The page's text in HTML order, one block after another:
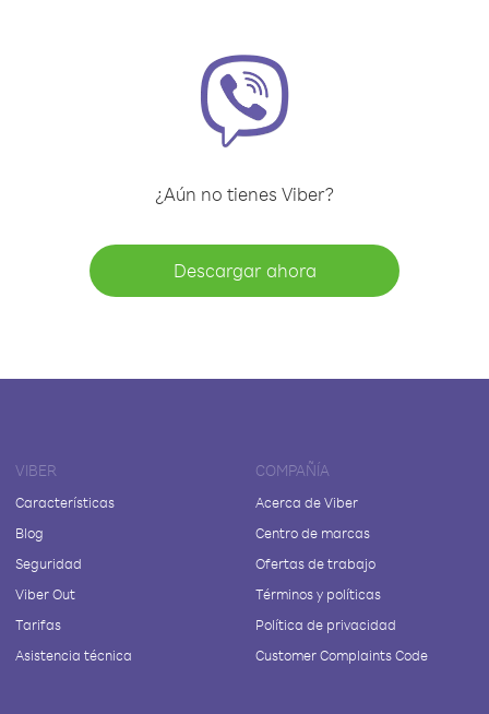
¿Aún no tienes Viber?
Descargar ahora
VIBER
Características
Blog
Seguridad
Viber Out
Tarifas
Asistencia técnica
COMPAÑÍA
Acerca de Viber
Centro de marcas
Ofertas de trabajo
Términos y políticas
Política de privacidad
Customer Complaints Code